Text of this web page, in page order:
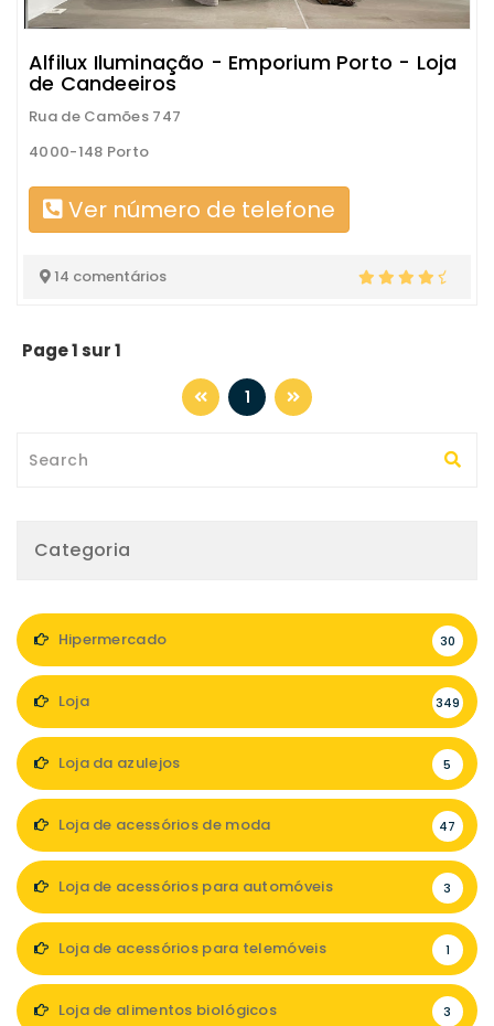
Alfilux Iluminação - Emporium Porto - Loja
de Candeeiros
Rua de Camões 747
4000-148 Porto
Ver número de telefone
14 comentários
Page 1 sur 1
1
Categoria
Hipermercado 30
Loja 349
Loja da azulejos 5
Loja de acessórios de moda 47
Loja de acessórios para automóveis 3
Loja de acessórios para telemóveis 1
Loja de alimentos biológicos 3